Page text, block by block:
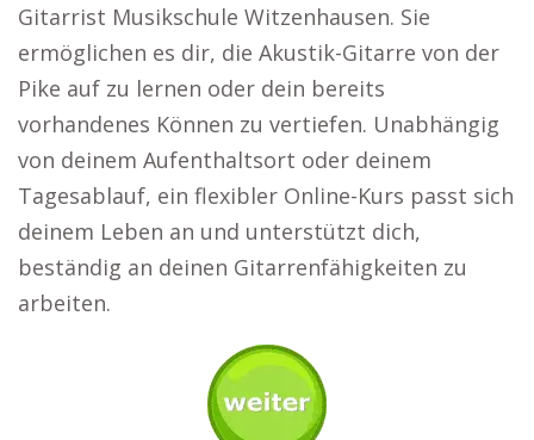
Gitarrist Musikschule Witzenhausen. Sie
ermöglichen es dir, die Akustik-Gitarre von der
Pike auf zu lernen oder dein bereits
vorhandenes Können zu vertiefen. Unabhängig
von deinem Aufenthaltsort oder deinem
Tagesablauf, ein flexibler Online-Kurs passt sich
deinem Leben an und unterstützt dich,
beständig an deinen Gitarrenfähigkeiten zu
arbeiten.